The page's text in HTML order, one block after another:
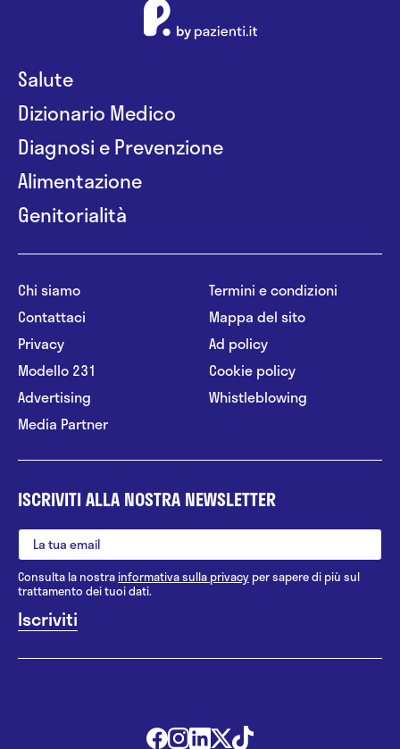
Salute
Dizionario Medico
Diagnosi e Prevenzione
Alimentazione
Genitorialità
Chi siamo
Contattaci
Privacy
Modello 231
Advertising
Media Partner
Termini e condizioni
Mappa del sito
Ad policy
Cookie policy
Whistleblowing
ISCRIVITI ALLA NOSTRA NEWSLETTER
Consulta la nostrainformativa sulla privacy per sapere di più sul
trattamento dei tuoi dati.